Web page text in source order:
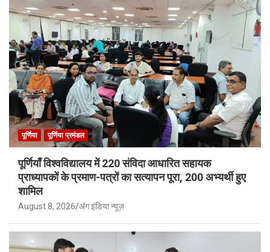
पूर्णिया पूर्णिया प्रमंडल
पूर्णियाँ विश्वविद्यालय में 220 संविदा आधारित सहायक
प्राध्यापकों के प्रमाण-पत्रों का सत्यापन पूरा, 200 अभ्यर्थी हुए
शामिल
August 8, 2026 अंग इंडिया न्यूज़